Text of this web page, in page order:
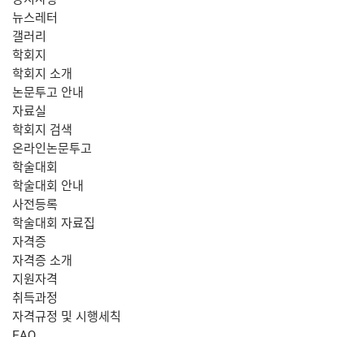
뉴스레터
갤러리
학회지
학회지 소개
논문투고 안내
자료실
학회지 검색
온라인논문투고
학술대회
학술대회 안내
사전등록
학술대회 자료집
자격증
자격증 소개
지원자격
취득과정
자격규정 및 시행세칙